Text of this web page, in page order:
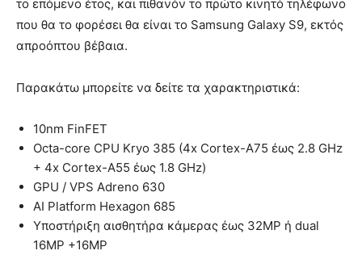
το επόμενο έτος, και πιθανόν το πρώτο κινητό τηλέφωνο
που θα το φορέσει θα είναι το Samsung Galaxy S9, εκτός
απροόπτου βέβαια.
Παρακάτω μπορείτε να δείτε τα χαρακτηριστικά:
10nm FinFET
Octa-core CPU Kryo 385 (4x Cortex-A75 έως 2.8 GHz
+ 4x Cortex-A55 έως 1.8 GHz)
GPU / VPS Adreno 630
AI Platform Hexagon 685
Υποστήριξη αισθητήρα κάμερας έως 32MP ή dual
16MP +16MP